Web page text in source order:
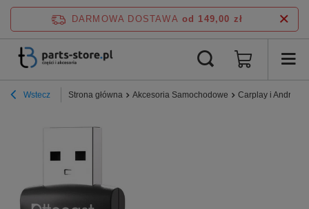
DARMOWA DOSTAWA od 149,00 zł
Wstecz Strona główna Akcesoria Samochodowe Carplay i Android